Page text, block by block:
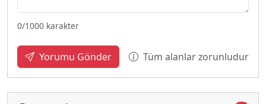
0/1000 karakter
Yorumu Gönder Tüm alanlar zorunludur